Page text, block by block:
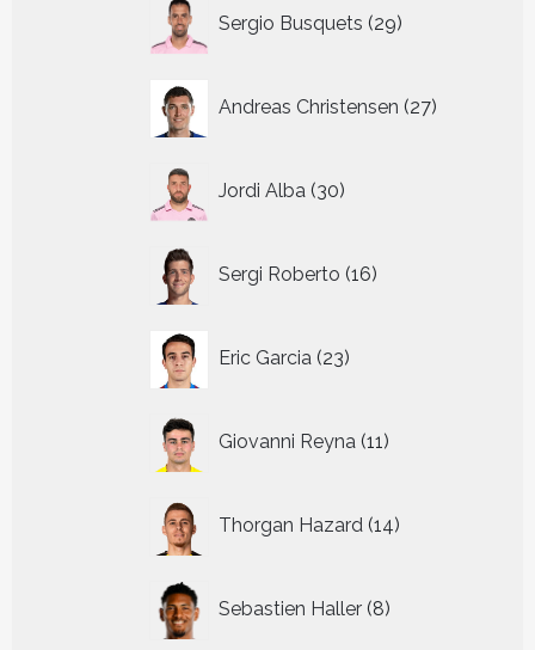
Sergio Busquets 29
producten
Andreas Christensen 27
producten
Jordi Alba 30
producten
Sergi Roberto 16
producten
Eric Garcia 23
producten
Giovanni Reyna 11
producten
Thorgan Hazard 14
producten
Sebastien Haller 8
producten